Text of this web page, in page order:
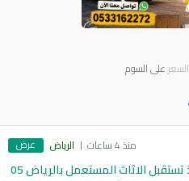
السعر على السوم
منذ 4 ساعات الرياض عرض
توصيل جمعيه خيريه تاخذ تستقبل الاثاث المستعمل بالرياض 05